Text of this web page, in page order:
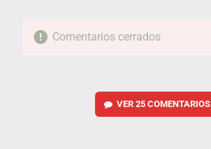
Comentarios cerrados
VER 25 COMENTARIOS